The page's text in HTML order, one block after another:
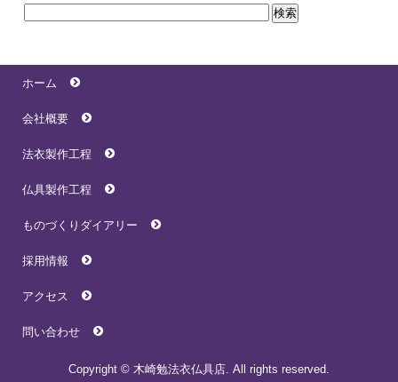
ホーム
会社概要
法衣製作工程
仏具製作工程
ものづくりダイアリー
採用情報
アクセス
問い合わせ
Copyright © 木崎勉法衣仏具店. All rights reserved.